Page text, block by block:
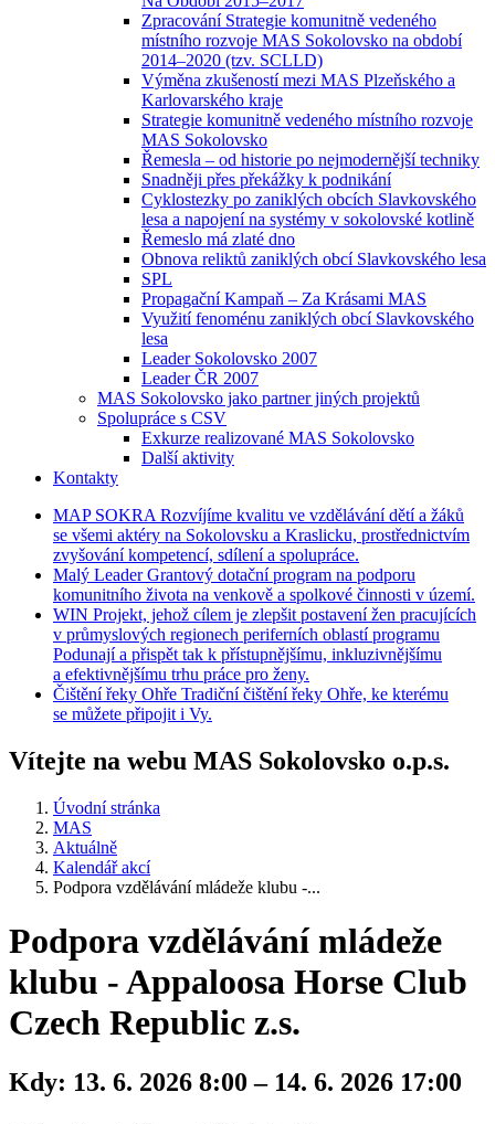
Zpracování Strategie komunitně vedeného
místního rozvoje MAS Sokolovsko na období
2014–2020 (tzv. SCLLD)
Výměna zkušeností mezi MAS Plzeňského a
Karlovarského kraje
Strategie komunitně vedeného místního rozvoje
MAS Sokolovsko
Řemesla – od historie po nejmodernější techniky
Snadněji přes překážky k podnikání
Cyklostezky po zaniklých obcích Slavkovského
lesa a napojení na systémy v sokolovské kotlině
Řemeslo má zlaté dno
Obnova reliktů zaniklých obcí Slavkovského lesa
SPL
Propagační Kampaň – Za Krásami MAS
Využití fenoménu zaniklých obcí Slavkovského
lesa
Leader Sokolovsko 2007
Leader ČR 2007
MAS Sokolovsko jako partner jiných projektů
Spolupráce s CSV
Exkurze realizované MAS Sokolovsko
Další aktivity
Kontakty
MAPSOKRA Rozvíjíme kvalitu ve vzdělávání dětí a žáků
se všemi aktéry na Sokolovsku a Kraslicku, prostřednictvím
zvyšování kompetencí, sdílení a spolupráce.
Malý Leader Grantový dotační program na podporu
komunitního života na venkově a spolkové činnosti v území.
WIN Projekt, jehož cílem je zlepšit postavení žen pracujících
v průmyslových regionech periferních oblastí programu
Podunají a přispět tak k přístupnějšímu, inkluzivnějšímu
a efektivnějšímu trhu práce pro ženy.
Čištěnířeky Ohře Tradiční čištění řeky Ohře, ke kterému
se můžete připojit i Vy.
Vítejte na webu MAS Sokolovsko o.p.s.
Úvodní stránka
MAS
Aktuálně
Kalendář akcí
Podpora vzdělávání mládeže klubu -...
Podpora vzdělávání mládeže
klubu - Appaloosa Horse Club
Czech Republic z.s.
Kdy: 13. 6. 2026 8:00 – 14. 6. 2026 17:00